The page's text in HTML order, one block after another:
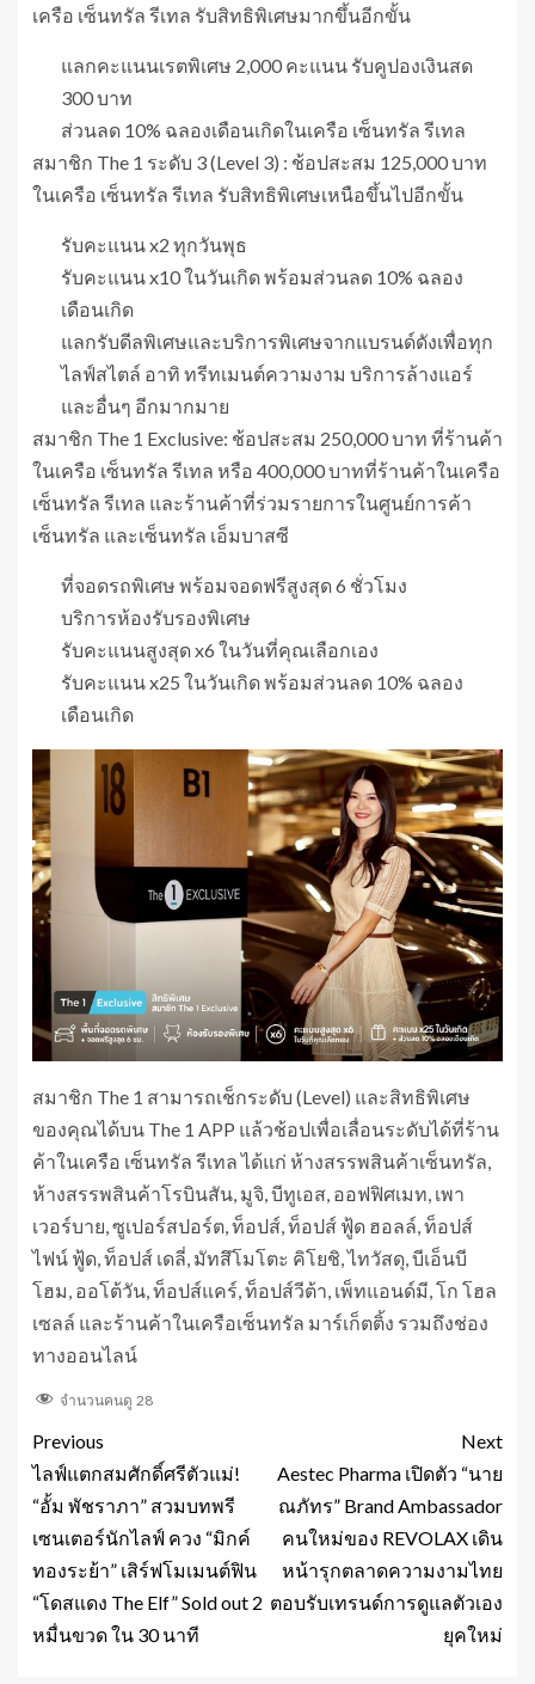
เครือ เซ็นทรัล รีเทล รับสิทธิพิเศษมากขึ้นอีกขั้น
แลกคะแนนเรตพิเศษ 2,000 คะแนน รับคูปองเงินสด
300 บาท
ส่วนลด 10% ฉลองเดือนเกิดในเครือ เซ็นทรัล รีเทล
สมาชิก The 1 ระดับ 3 (Level 3) : ช้อปสะสม 125,000 บาท
ในเครือ เซ็นทรัล รีเทล รับสิทธิพิเศษเหนือขึ้นไปอีกขั้น
รับคะแนน x2 ทุกวันพุธ
รับคะแนน x10 ในวันเกิด พร้อมส่วนลด 10% ฉลอง
เดือนเกิด
แลกรับดีลพิเศษและบริการพิเศษจากแบรนด์ดังเพื่อทุก
ไลฟ์สไตล์ อาทิ ทรีทเมนต์ความงาม บริการล้างแอร์
และอื่นๆ อีกมากมาย
สมาชิก The 1 Exclusive: ช้อปสะสม 250,000 บาท ที่ร้านค้า
ในเครือ เซ็นทรัล รีเทล หรือ 400,000 บาทที่ร้านค้าในเครือ
เซ็นทรัล รีเทล และร้านค้าที่ร่วมรายการในศูนย์การค้า
เซ็นทรัล และเซ็นทรัล เอ็มบาสซี
ที่จอดรถพิเศษ พร้อมจอดฟรีสูงสุด 6 ชั่วโมง
บริการห้องรับรองพิเศษ
รับคะแนนสูงสุด x6 ในวันที่คุณเลือกเอง
รับคะแนน x25 ในวันเกิด พร้อมส่วนลด 10% ฉลอง
เดือนเกิด
สมาชิก The 1 สามารถเช็กระดับ (Level) และสิทธิพิเศษ
ของคุณได้บน The 1 APP แล้วช้อปเพื่อเลื่อนระดับได้ที่ร้าน
ค้าในเครือ เซ็นทรัล รีเทล ได้แก่ ห้างสรรพสินค้าเซ็นทรัล,
ห้างสรรพสินค้าโรบินสัน, มูจิ, บีทูเอส, ออฟฟิศเมท, เพา
เวอร์บาย, ซูเปอร์สปอร์ต, ท็อปส์, ท็อปส์ ฟู้ด ฮอลล์, ท็อปส์
ไฟน์ ฟู้ด, ท็อปส์ เดลี่, มัทสึโมโตะ คิโยชิ, ไทวัสดุ, บีเอ็นบี
โฮม, ออโต้วัน, ท็อปส์แคร์, ท็อปส์วีต้า, เพ็ทแอนด์มี, โก โฮล
เซลล์ และร้านค้าในเครือเซ็นทรัล มาร์เก็ตติ้ง รวมถึงช่อง
ทางออนไลน์
จำนวนคนดู 28
Previous
ไลฟ์แตกสมศักดิ์ศรีตัวแม่!
“อั้ม พัชราภา” สวมบทพรี
เซนเตอร์นักไลฟ์ ควง “มิกค์
ทองระย้า” เสิร์ฟโมเมนต์ฟิน
“โดสแดง The Elf” Sold out 2
หมื่นขวด ใน 30 นาที
Next
Aestec Pharma เปิดตัว “นาย
ณภัทร” Brand Ambassador
คนใหม่ของ REVOLAX เดิน
หน้ารุกตลาดความงามไทย
ตอบรับเทรนด์การดูแลตัวเอง
ยุคใหม่